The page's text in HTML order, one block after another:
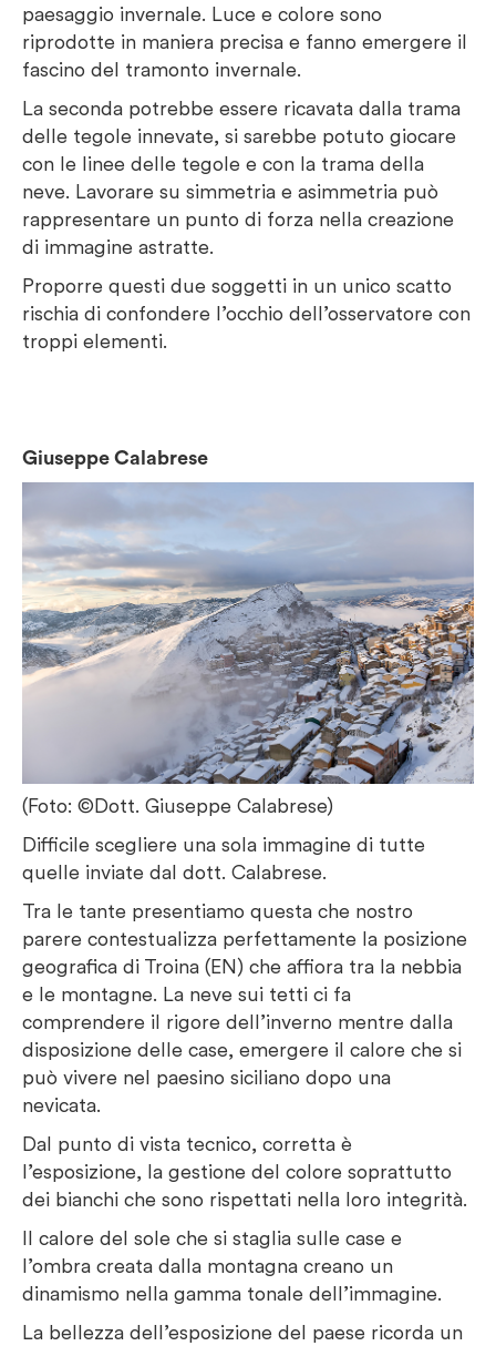
paesaggio invernale. Luce e colore sono
riprodotte in maniera precisa e fanno emergere il
fascino del tramonto invernale.
La seconda potrebbe essere ricavata dalla trama
delle tegole innevate, si sarebbe potuto giocare
con le linee delle tegole e con la trama della
neve. Lavorare su simmetria e asimmetria può
rappresentare un punto di forza nella creazione
di immagine astratte.
Proporre questi due soggetti in un unico scatto
rischia di confondere l’occhio dell’osservatore con
troppi elementi.
Giuseppe Calabrese
(Foto: ©Dott. Giuseppe Calabrese)
Difficile scegliere una sola immagine di tutte
quelle inviate dal dott. Calabrese.
Tra le tante presentiamo questa che nostro
parere contestualizza perfettamente la posizione
geografica di Troina (EN) che affiora tra la nebbia
e le montagne. La neve sui tetti ci fa
comprendere il rigore dell’inverno mentre dalla
disposizione delle case, emergere il calore che si
può vivere nel paesino siciliano dopo una
nevicata.
Dal punto di vista tecnico, corretta è
l’esposizione, la gestione del colore soprattutto
dei bianchi che sono rispettati nella loro integrità.
Il calore del sole che si staglia sulle case e
l’ombra creata dalla montagna creano un
dinamismo nella gamma tonale dell’immagine.
La bellezza dell’esposizione del paese ricorda un